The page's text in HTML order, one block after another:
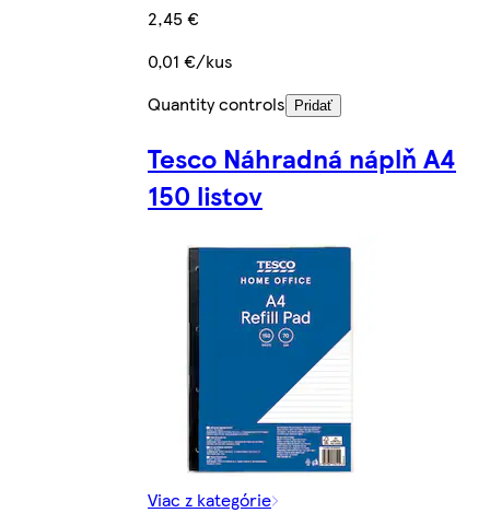
2,45 €
0,01 €/kus
Quantity controls
Pridať
Tesco Náhradná náplň A4
150 listov
Viac z kategórie